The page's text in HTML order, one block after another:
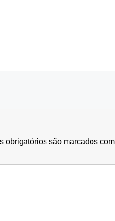
obrigatórios são marcados com